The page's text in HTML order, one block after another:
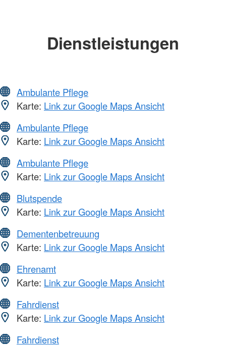
Dienstleistungen
Ambulante Pflege
Karte: Link zur Google Maps Ansicht
Ambulante Pflege
Karte: Link zur Google Maps Ansicht
Ambulante Pflege
Karte: Link zur Google Maps Ansicht
Blutspende
Karte: Link zur Google Maps Ansicht
Dementenbetreuung
Karte: Link zur Google Maps Ansicht
Ehrenamt
Karte: Link zur Google Maps Ansicht
Fahrdienst
Karte: Link zur Google Maps Ansicht
Fahrdienst